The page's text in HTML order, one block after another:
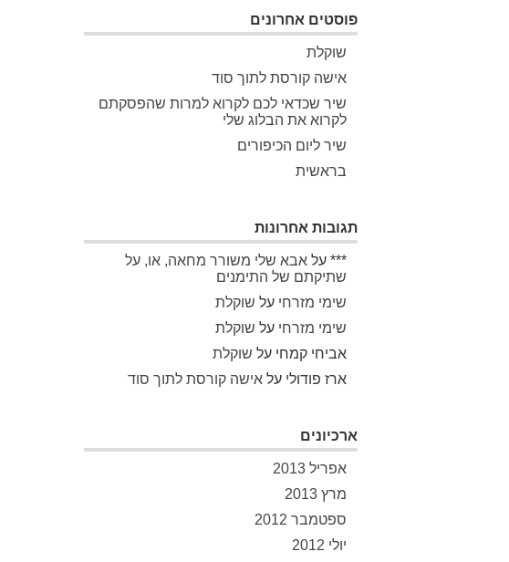
פוסטים אחרונים
שוקלת
אישה קורסת לתוך סוד
שיר שכדאי לכם לקרוא למרות שהפסקתם
לקרוא את הבלוג שלי
שיר ליום הכיפורים
בראשית
תגובות אחרונות
*** על אבא שלי משורר מחאה, או, על
שתיקתם של התימנים
שימי מזרחי על שוקלת
שימי מזרחי על שוקלת
אביחי קמחי על שוקלת
ארז פודולי על אישה קורסת לתוך סוד
ארכיונים
אפריל 2013
מרץ 2013
ספטמבר 2012
יולי 2012